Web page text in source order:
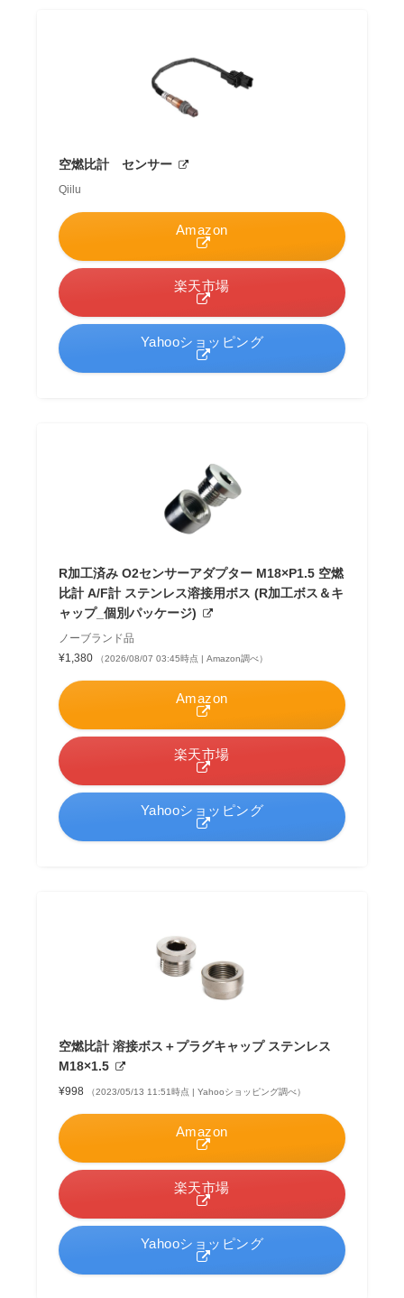
空燃比計 センサー
Qiilu
Amazon
楽天市場
Yahooショッピング
R加工済み O2センサーアダプター M18×P1.5 空燃
比計 A/F計 ステンレス溶接用ボス (R加工ボス＆キ
ャップ_個別パッケージ)
ノーブランド品
¥1,380
（2026/08/07 03:45時点 | Amazon調べ）
Amazon
楽天市場
Yahooショッピング
空燃比計 溶接ボス＋プラグキャップ ステンレス
M18×1.5
¥998 （2023/05/13 11:51時点 | Yahooショッピング調べ）
Amazon
楽天市場
Yahooショッピング